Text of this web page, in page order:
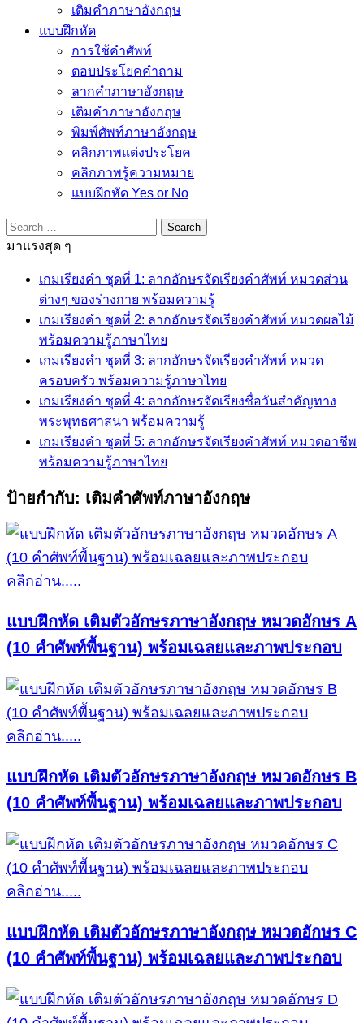
เติมคำภาษาอังกฤษ
แบบฝึกหัด
การใช้คำศัพท์
ตอบประโยคคำถาม
ลากคำภาษาอังกฤษ
เติมคำภาษาอังกฤษ
พิมพ์ศัพท์ภาษาอังกฤษ
คลิกภาพแต่งประโยค
คลิกภาพรู้ความหมาย
แบบฝึกหัด Yes or No
Search
for:
มาแรงสุด ๆ
เกมเรียงคำ ชุดที่ 1: ลากอักษรจัดเรียงคำศัพท์ หมวดส่วน
ต่างๆ ของร่างกาย พร้อมความรู้
เกมเรียงคำ ชุดที่ 2: ลากอักษรจัดเรียงคำศัพท์ หมวดผลไม้
พร้อมความรู้ภาษาไทย
เกมเรียงคำ ชุดที่ 3: ลากอักษรจัดเรียงคำศัพท์ หมวด
ครอบครัว พร้อมความรู้ภาษาไทย
เกมเรียงคำ ชุดที่ 4: ลากอักษรจัดเรียงชื่อวันสำคัญทาง
พระพุทธศาสนา พร้อมความรู้
เกมเรียงคำ ชุดที่ 5: ลากอักษรจัดเรียงคำศัพท์ หมวดอาชีพ
พร้อมความรู้ภาษาไทย
ป้ายกำกับ: เติมคำศัพท์ภาษาอังกฤษ
คลิกอ่าน.....
แบบฝึกหัด เติมตัวอักษรภาษาอังกฤษ หมวดอักษร A
(10 คำศัพท์พื้นฐาน) พร้อมเฉลยและภาพประกอบ
คลิกอ่าน.....
แบบฝึกหัด เติมตัวอักษรภาษาอังกฤษ หมวดอักษร B
(10 คำศัพท์พื้นฐาน) พร้อมเฉลยและภาพประกอบ
คลิกอ่าน.....
แบบฝึกหัด เติมตัวอักษรภาษาอังกฤษ หมวดอักษร C
(10 คำศัพท์พื้นฐาน) พร้อมเฉลยและภาพประกอบ